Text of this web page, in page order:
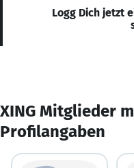
Logg Dich jetzt
XING Mitglieder
Profilangaben